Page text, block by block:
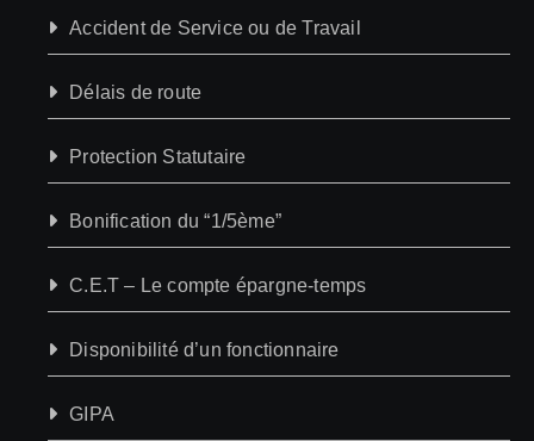
Accident de Service ou de Travail
Délais de route
Protection Statutaire
Bonification du “1/5ème”
C.E.T – Le compte épargne-temps
Disponibilité d’un fonctionnaire
GIPA